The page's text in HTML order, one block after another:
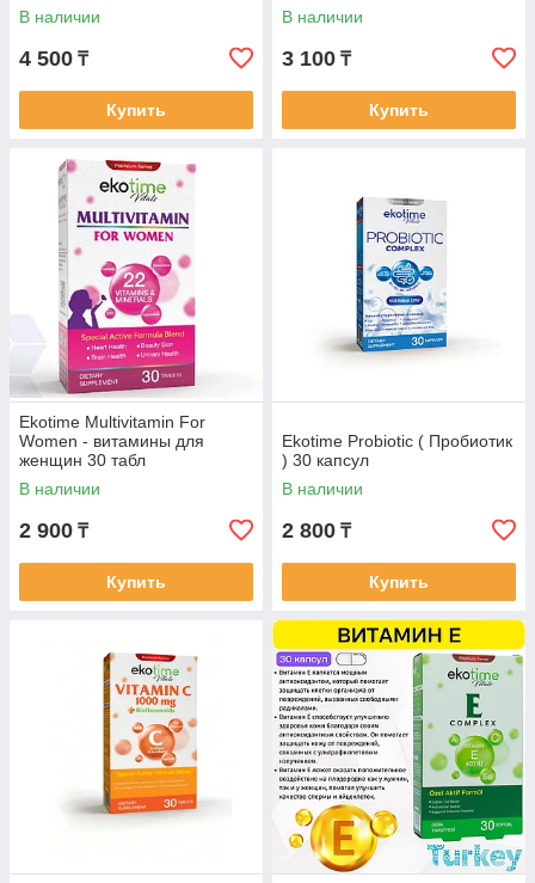
В наличии
4 500 ₸
Купить
В наличии
3 100 ₸
Купить
Ekotime Multivitamin For
Women - витамины для
женщин 30 табл
В наличии
2 900 ₸
Купить
Ekotime Probiotic ( Пробиотик
) 30 капсул
В наличии
2 800 ₸
Купить